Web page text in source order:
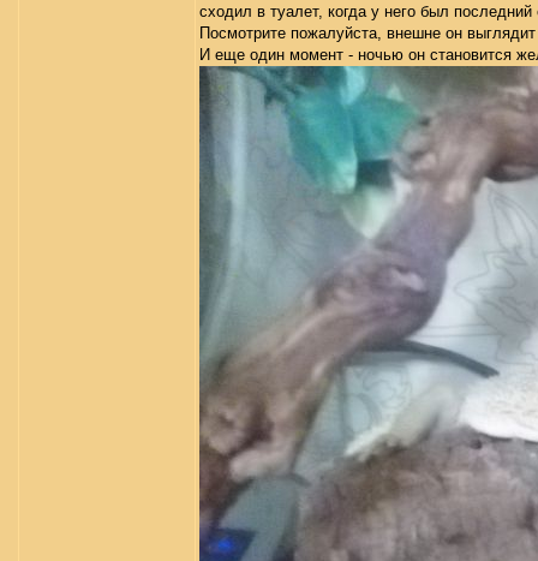
сходил в туалет, когда у него был
Посмотрите пожалуйста, внешне он
И еще один момент - ночью он становится